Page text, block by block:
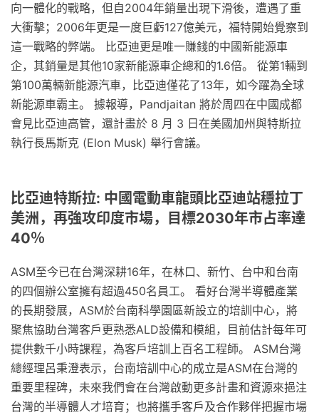
向一體化的戰略，但自2004年銷量出現下滑後，遭遇了重
大衝擊；2006年更是一度巨虧127億美元，福特開始覺察到
這一戰略的弊端。 比亞迪更是唯一賺錢的中國新能源車
企，其銷量是其他10家新能源車企總和的1.6倍。 從第1輛到
第100萬輛新能源汽車，比亞迪僅花了13年，如今躍為全球
新能源車霸主。 據報導，Pandjaitan 將於周四在中國成都
會見比亞迪高管，還計畫於 8 月 3 日在美國加州與特斯拉
執行長馬斯克 (Elon Musk) 舉行會議。
比亞迪特斯拉: 中國電動車龍頭比亞迪站穩拉丁
美洲，再強攻印度市場，目標2030年市占率達
40％
ASM至今已在台灣深耕16年，在林口、新竹、台中和台南
的四個辦公室擁有超過450名員工。 看好台灣半導體產業
的長期發展，ASM於台南科學園區新設立的培訓中心，將
聚焦協助台灣客戶更熟悉ALD設備和模組，目前估計每年可
提供數千小時課程，為客戶培訓上百名工程師。 ASM台灣
總經理呂秉澄表示，台南培訓中心的成立是ASM在台灣的
重要里程碑，未來我們會在台灣啟動更多計畫和資源來挹注
台灣的半導體人才培育；也將攜手客戶及合作夥伴把握市場